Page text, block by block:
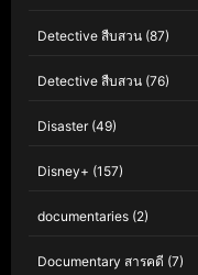
Detective สืบสวน (87)
Detective สืบสวน (76)
Disaster(49)
Disney+ (157)
documentaries (2)
Documentary สารคดี (7)